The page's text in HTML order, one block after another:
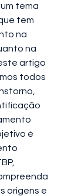
tema
tem
na
na
artigo
todos
é
origens e